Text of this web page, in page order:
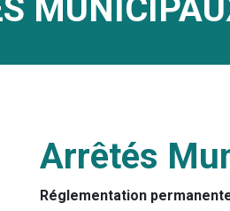
Arrêtés
Réglementation